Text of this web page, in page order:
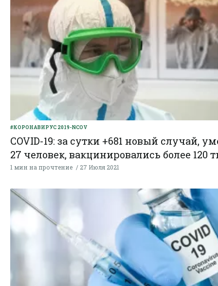
#КОРОНАВИРУС 2019-NCOV
COVID-19: за сутки +681 новый случай,
27 человек, вакцинировались более 120
1 мин на прочтение 27 Июля 2021